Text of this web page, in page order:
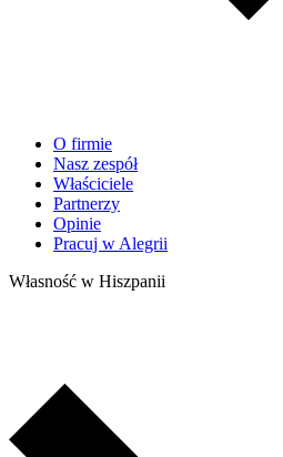
O firmie
Nasz zespół
Właściciele
Partnerzy
Opinie
Pracuj w Alegrii
Własność w Hiszpanii